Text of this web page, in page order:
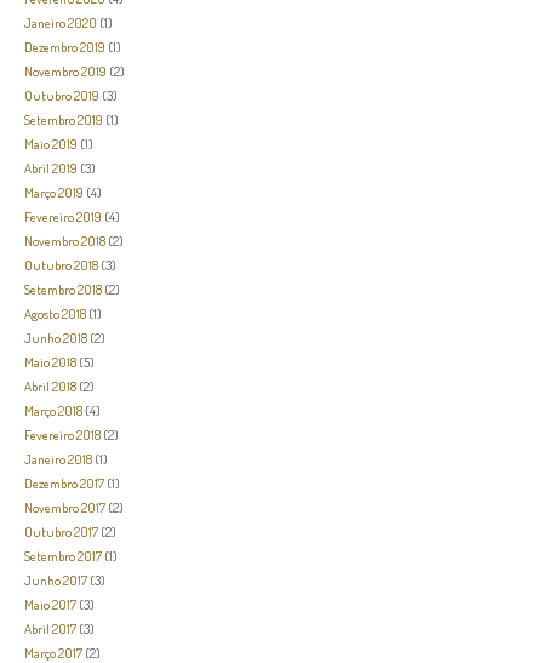
Janeiro 2020 (1)
Dezembro 2019 (1)
Novembro 2019 (2)
Outubro 2019 (3)
Setembro 2019 (1)
Maio 2019 (1)
Abril 2019 (3)
Março 2019 (4)
Fevereiro 2019 (4)
Novembro 2018 (2)
Outubro 2018 (3)
Setembro 2018 (2)
Agosto 2018 (1)
Junho 2018 (2)
Maio 2018 (5)
Abril 2018 (2)
Março 2018 (4)
Fevereiro 2018 (2)
Janeiro 2018 (1)
Dezembro 2017 (1)
Novembro 2017 (2)
Outubro 2017 (2)
Setembro 2017 (1)
Junho 2017 (3)
Maio 2017 (3)
Abril 2017 (3)
Março 2017 (2)